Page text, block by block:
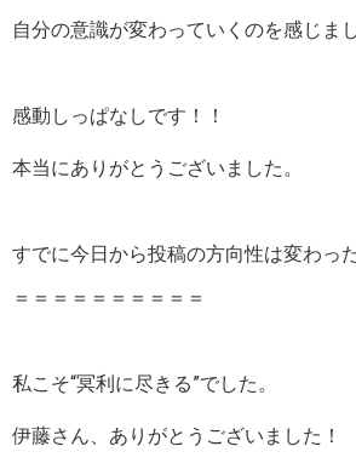
自分の意識が変わっていくのを感じまし
感動しっぱなしです！！
本当にありがとうございました。
すでに今日から投稿の方向性は変わっ
＝＝＝＝＝＝＝＝＝＝
私こそ“冥利に尽きる”でした。
伊藤さん、ありがとうございました！